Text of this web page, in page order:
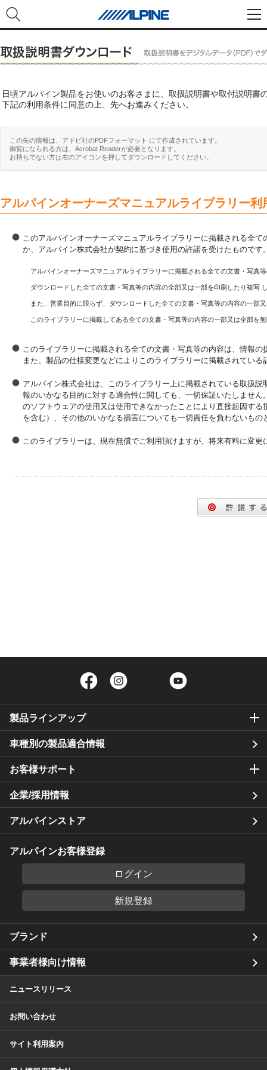
日頃アルパイン製品をお使いのお客さまに、取扱説明書や取付説明書
下記の利用条件に同意の上、先へお進みください。
この先の情報は、アドビ社のPDFフォーマット にて作成されています。
御覧になられる方は、Acrobat Readerが必要となります。
お持ちでない方は右のアイコンを押してダウンロードしてください。
アルパインオーナーズマニュアルライブラリー利
このアルパインオーナーズマニュアルライブラリーに掲載される全
か、アルパイン株式会社が契約に基づき使用の許諾を受けたもので
アルパインオーナーズマニュアルライブラリーに掲載される全ての文書・写真
ダウンロードした全ての文書・写真等の内容の全部又は一部を印刷したり複写
また、営業目的に限らず、ダウンロードした全ての文書・写真等の内容の一
このライブラリーに掲載してある全ての文書・写真等の内容の一部又は全部を
このライブラリーに掲載される全ての文書・写真等の内容は、情報
また、製品の仕様変更などによりこのライブラリーに掲載されてい
アルパイン株式会社は、このライブラリー上に掲載されている取扱
報のいかなる目的に対する適合性に関しても、一切保証いたしませ
のソフトウェアの使用又は使用できなかったことにより直接起因す
を含む）、その他のいかなる損害についても一切責任を負わないもの
このライブラリーは、現在無償でご利用頂けますが、将来有料に変
Facebook Twitter
製品ラインアップ
車種別の製品適合情報
お客様サポート
企業/採用情報
アルパインストア
アルパインお客様登録
ログイン
新規登録
ブランド
事業者様向け情報
ニュースリリース
お問い合わせ
サイト利用案内